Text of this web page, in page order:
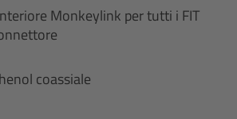
Monkeylink per tutti i FIT
coassiale